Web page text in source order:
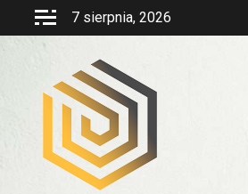
Przejdź
7 sierpnia, 2026